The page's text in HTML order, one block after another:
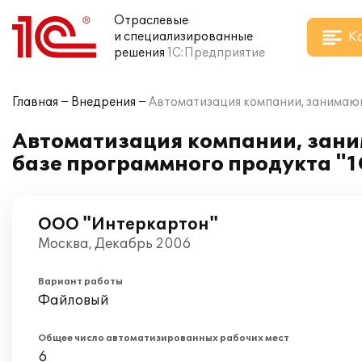
Отраслевые
и специализированные
решения 1С:Предприятие
Главная Внедрения Автоматизация компании,
Автоматизация компании,
базе программного продукта
ООО "Интеркартон"
Москва, Декабрь 2006
Вариант работы
Файловый
Общее число автоматизированных рабочих мест
6